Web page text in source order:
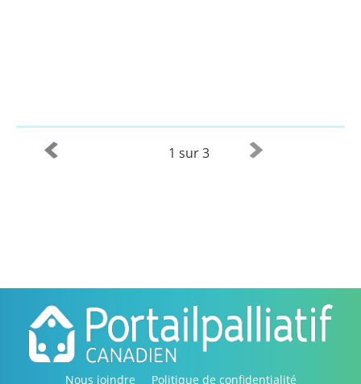
1 sur 3
Nous joindre Politique de confidentialité